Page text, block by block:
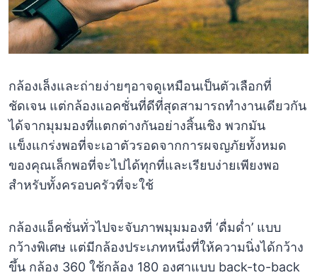
กล้องเล็งและถ่ายง่ายๆอาจดูเหมือนเป็นตัวเลือกที่
ชัดเจน แต่กล้องแอคชั่นที่ดีที่สุดสามารถทำงานเดียวกัน
ได้จากมุมมองที่แตกต่างกันอย่างสิ้นเชิง พวกมัน
แข็งแกร่งพอที่จะเอาตัวรอดจากการผจญภัยทั้งหมด
ของคุณเล็กพอที่จะไปได้ทุกที่และเรียบง่ายเพียงพอ
สำหรับทั้งครอบครัวที่จะใช้
กล้องแอ็คชั่นทั่วไปจะจับภาพมุมมองที่ ‘ดื่มด่ำ’ แบบ
กว้างพิเศษ แต่มีกล้องประเภทหนึ่งที่ให้ความนิ่งได้กว้าง
ขึ้น กล้อง 360 ใช้กล้อง 180 องศาแบบ back-to-back